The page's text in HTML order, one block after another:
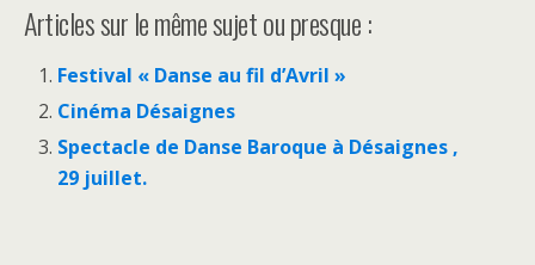
Articles sur le même sujet ou presque :
Festival « Danse au fil d’Avril »
Cinéma Désaignes
Spectacle de Danse Baroque à Désaignes ,
29 juillet.